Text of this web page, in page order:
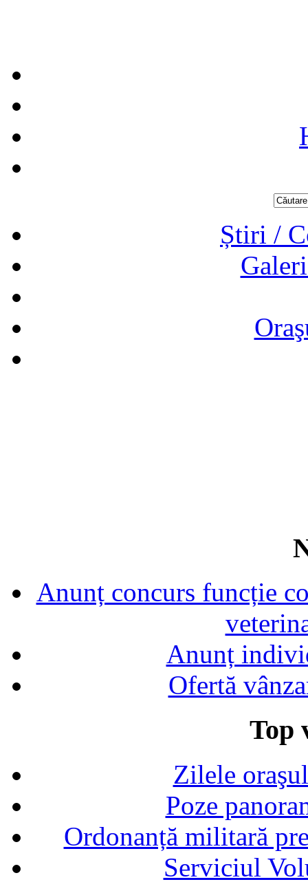
Știri /
Anunț concurs funcție
Anunț
Ofertă
Top
Zilele
Poze
Ordonanță militară
Serviciul